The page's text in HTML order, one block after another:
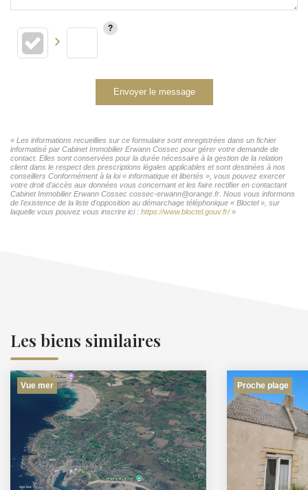
Envoyer le message
« Les informations recueillies sur ce formulaire sont enregistrées dans un fichier
informatisé par Cabinet Immobilier Erwann Cossec pour gérer votre demande de
contact. Elles sont conservées pour la durée nécessaire à la gestion de la relation
client dans le respect des prescriptions légales applicables et sont destinées à nos
conseillers Conformément à la loi « informatique et libertés », vous pouvez exercer
votre droit d'accès aux données vous concernant et les faire rectifier en contactant
Cabinet Immobilier Erwann Cossec cossec-erwann@orange.fr. Nous vous informons
de l'existence de la liste d'opposition au démarchage téléphonique « Bloctel », sur
laquelle vous pouvez vous inscrire ici : https://www.bloctel.gouv.fr/»
Les biens similaires
Vue mer Proche plage